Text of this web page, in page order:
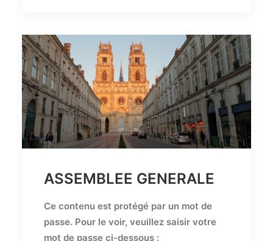
ASSEMBLEE GENERALE
Ce contenu est protégé par un mot de
passe. Pour le voir, veuillez saisir votre
mot de passe ci-dessous :